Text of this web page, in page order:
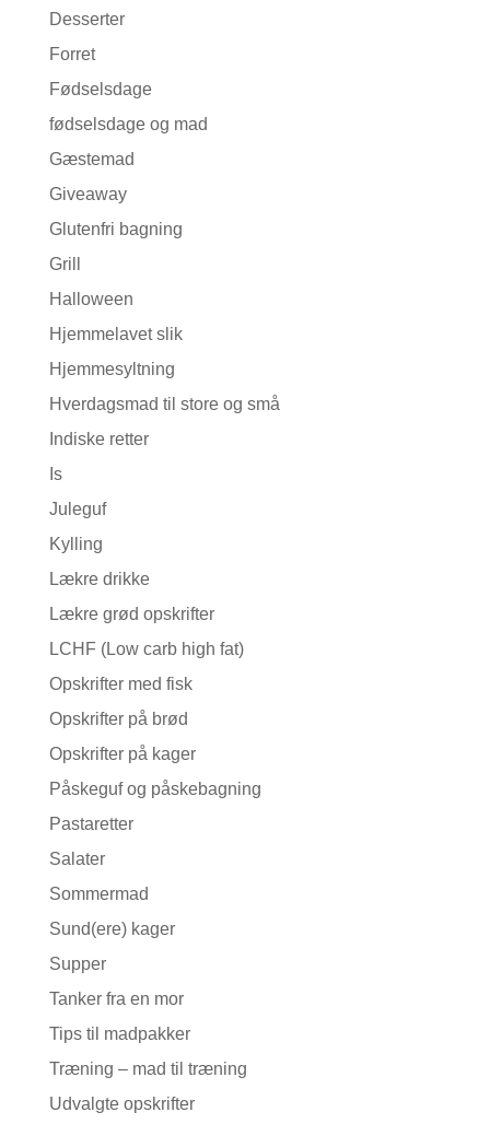
Desserter
Forret
Fødselsdage
fødselsdage og mad
Gæstemad
Giveaway
Glutenfri bagning
Grill
Halloween
Hjemmelavet slik
Hjemmesyltning
Hverdagsmad til store og små
Indiske retter
Is
Juleguf
Kylling
Lækre drikke
Lækre grød opskrifter
LCHF (Low carb high fat)
Opskrifter med fisk
Opskrifter på brød
Opskrifter på kager
Påskeguf og påskebagning
Pastaretter
Salater
Sommermad
Sund(ere) kager
Supper
Tanker fra en mor
Tips til madpakker
Træning – mad til træning
Udvalgte opskrifter